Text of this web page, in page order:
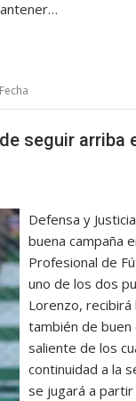
seguir arriba
Defensa y
buena campaña
Profesional de
uno de los dos
Lorenzo,
también de
saliente de los
continuidad a la
se jugará a